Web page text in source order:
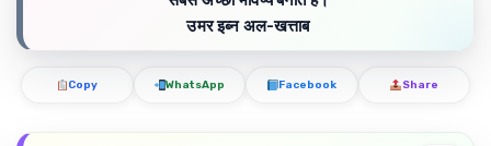
उमर इब्न अल-खत्ताब
Copy WhatsApp Facebook Share